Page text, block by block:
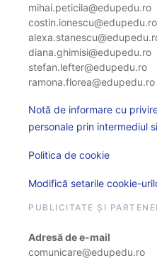
mihai.peticila@edupedu.ro
costin.ionescu@edupedu.ro
diana.ghimisi@edupedu.ro
stefan.lefter@edupedu.ro
ramona.florea@edupedu.ro
Notă de informare cu
personale prin intermediul
Politica de cookie
Modifică setarile cookie-
PUBLICITATE ȘI
Adresă de e-mail
comunicare@edupedu.ro